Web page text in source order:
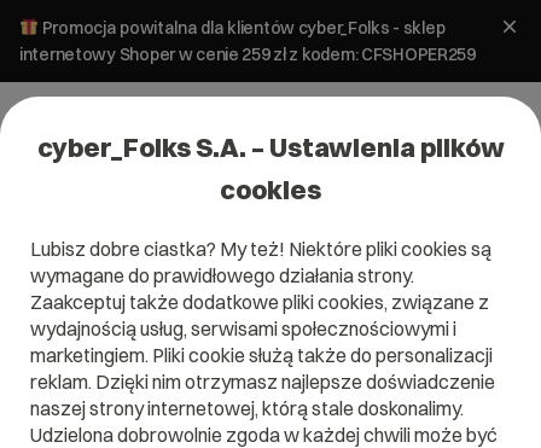
Promocja powitalna dla klientów cyber_Folks - sklep
internetowy Shoper w cenie 259 zł z kodem: CFSHOPER259
#badania ui
cyber_Folks S.A. – Ustawienia plików
cookies
Lubisz dobre ciastka? My też! Niektóre pliki cookies są
wymagane do prawidłowego działania strony.
Zaakceptuj także dodatkowe pliki cookies, związane z
wydajnością usług, serwisami społecznościowymi i
marketingiem. Pliki cookie służą także do personalizacji
reklam. Dzięki nim otrzymasz najlepsze doświadczenie
naszej strony internetowej, którą stale doskonalimy.
Udzielona dobrowolnie zgoda w każdej chwili może być